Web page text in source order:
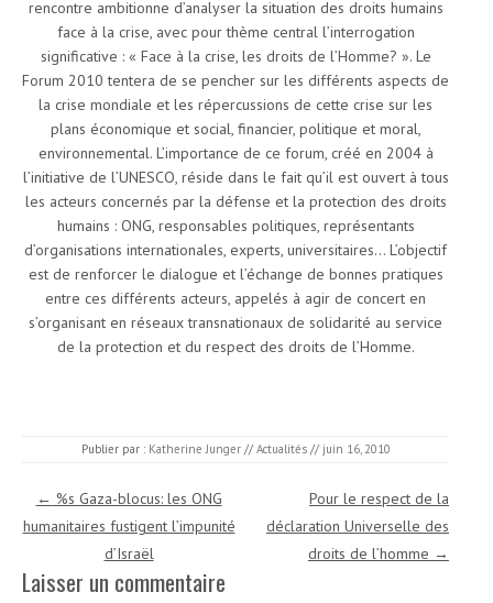
rencontre ambitionne d’analyser la situation des droits humains
face à la crise, avec pour thème central l’interrogation
significative : « Face à la crise, les droits de l’Homme? ». Le
Forum 2010 tentera de se pencher sur les différents aspects de
la crise mondiale et les répercussions de cette crise sur les
plans économique et social, financier, politique et moral,
environnemental. L’importance de ce forum, créé en 2004 à
l’initiative de l’UNESCO, réside dans le fait qu’il est ouvert à tous
les acteurs concernés par la défense et la protection des droits
humains : ONG, responsables politiques, représentants
d’organisations internationales, experts, universitaires… L’objectif
est de renforcer le dialogue et l’échange de bonnes pratiques
entre ces différents acteurs, appelés à agir de concert en
s’organisant en réseaux transnationaux de solidarité au service
de la protection et du respect des droits de l’Homme.
Publier par : Katherine Junger // Actualités // juin 16, 2010
Navigation des articles
← %s Gaza-blocus: les ONG
humanitaires fustigent l’impunité
d’Israël
Pour le respect de la
déclaration Universelle des
droits de l’homme →
Laisser un commentaire